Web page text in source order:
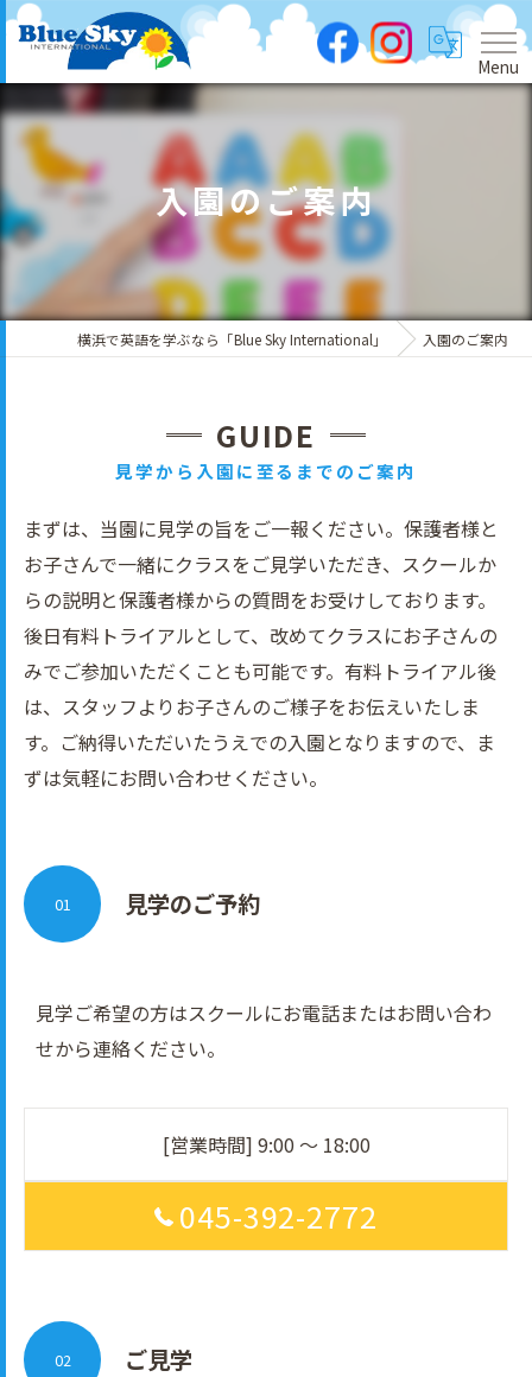
Menu
入園のご案内
横浜で英語を学ぶなら「Blue Sky International」 入園のご案内
見学から入園に至るまでのご案内
GUIDE
まずは、当園に見学の旨をご一報ください。保護者様と
お子さんで一緒にクラスをご見学いただき、スクールか
らの説明と保護者様からの質問をお受けしております。
後日有料トライアルとして、改めてクラスにお子さんの
みでご参加いただくことも可能です。有料トライアル後
は、スタッフよりお子さんのご様子をお伝えいたしま
す。ご納得いただいたうえでの入園となりますので、ま
ずは気軽にお問い合わせください。
見学のご予約
01
見学ご希望の方はスクールにお電話またはお問い合わ
せから連絡ください。
[営業時間] 9:00 〜 18:00
045-392-2772
ご見学
02